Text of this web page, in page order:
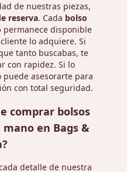
de nuestras piezas,
reserva. Cada bolso
permanece disponible
lo adquiere. Si
tanto buscabas, te
con rapidez. Si lo
asesorarte para
con total seguridad.
comprar bolsos
en Bags &
detalle de nuestra